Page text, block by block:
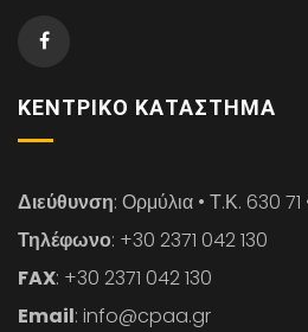
ΚΕΝΤΡΙΚΌ ΚΑΤΆΣΤΗΜΑ
Διεύθυνση: Ορμύλια • Τ.Κ. 630 71
Τηλέφωνο: +30 2371 042 130
FAX: +30 2371 042 130
Email: info@cpaa.gr